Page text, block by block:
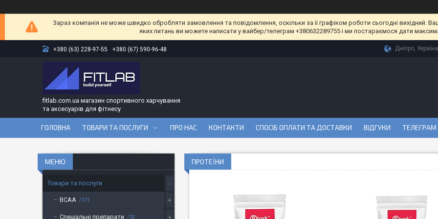
Зараз компанія не може швидко обробляти замовлення та повідомлення, оскільки за її графіком роботи сьогодні вихідний.
яких питань ви можете написати у вайбер/телеграм +380632289755 і ми постараємося дати
+380 (63) 228-97-55 +380 (67) 590-96-48 Дніпро, Україна
fitlab.com.ua магазин спортивного харчування
та аксесуарів для фітнесу
ГОЛОВНА ТОВАРИ ТА ПОСЛУГИ ПРО НАС КОНТАКТИ СПОСІБ ОПЛАТИ ТА ДОСТАВКИ ВІДГУКИ
ПРОТЕЇНИ
Товари та послуги
BCAA 371
Спеціальні препарати 10